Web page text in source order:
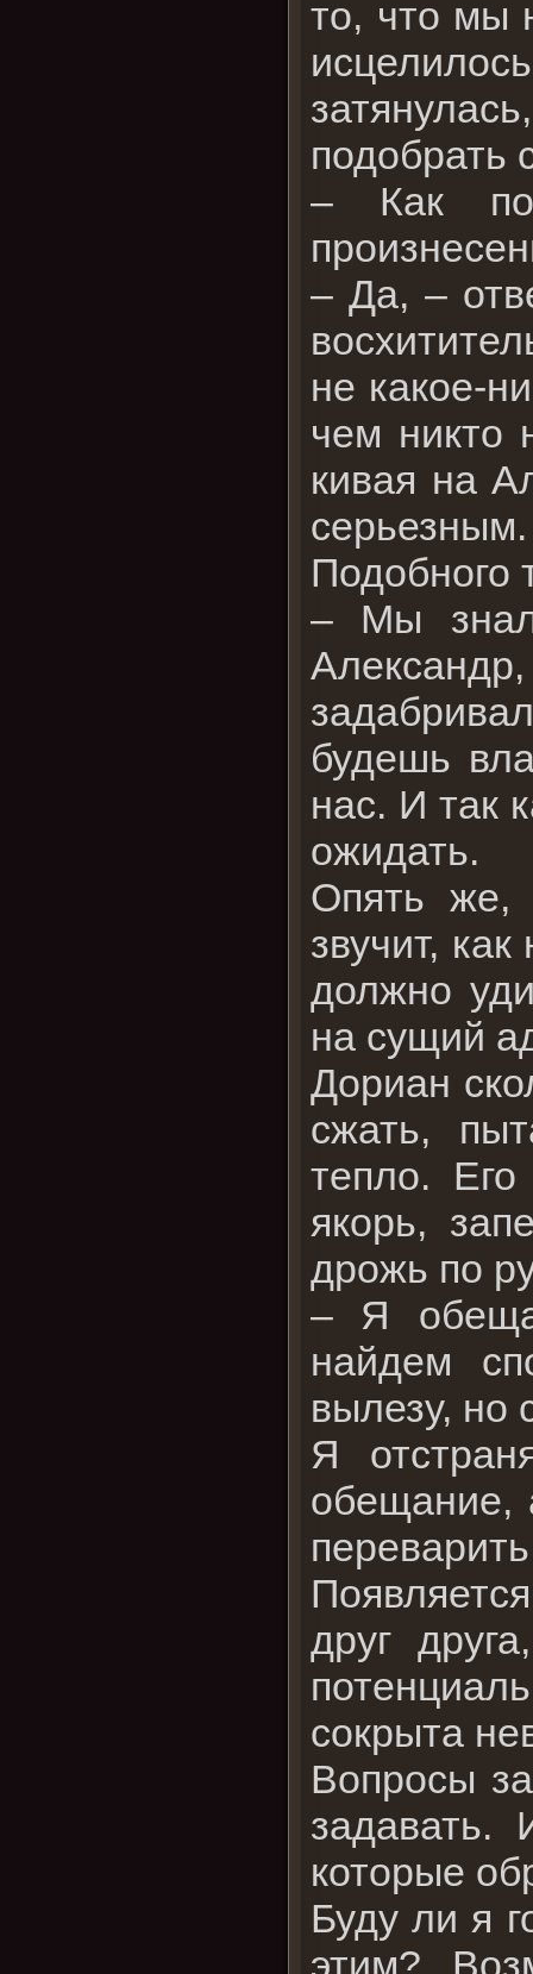
то, что мы
подобрать
– Как по
– Да, –
не какое-
чем никто
кивая на
Подобного
– Мы
будешь
нас. И так
ожидать.
Опять же,
звучит,
должно
на сущий
Дориан
сжать,
тепло.
якорь,
дрожь по
– Я
найдем
вылезу, но
Я
обещание,
друг
сокрыта
Вопросы
которые
Буду ли я
этим?